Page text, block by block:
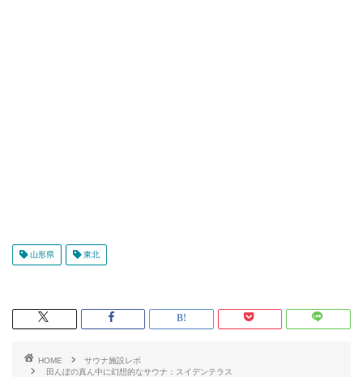
山形県 東北
HOME
サウナ施設レポ
田んぼの真ん中に幻想的なサウナ：スイデンテラス